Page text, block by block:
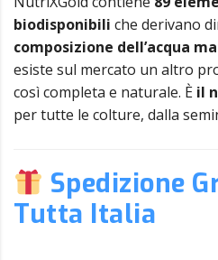
biodisponibili che derivano
composizione dell’acqua
esiste sul mercato un altro
così completa e naturale. È il
per tutte le colture, dalla
Spedizione
Tutta Italia